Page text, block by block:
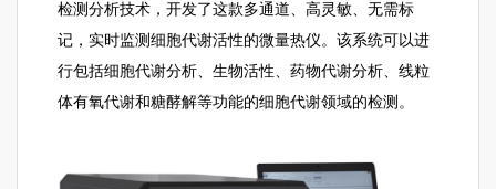
检测分析技术，开发了这款多通道、高灵敏、无需标
记，实时监测细胞代谢活性的微量热仪。该系统可以进
行包括细胞代谢分析、生物活性、药物代谢分析、线粒
体有氧代谢和糖酵解等功能的细胞代谢领域的检测。